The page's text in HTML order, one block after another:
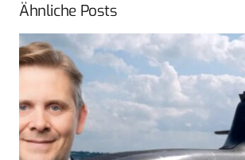
Ähnliche Posts